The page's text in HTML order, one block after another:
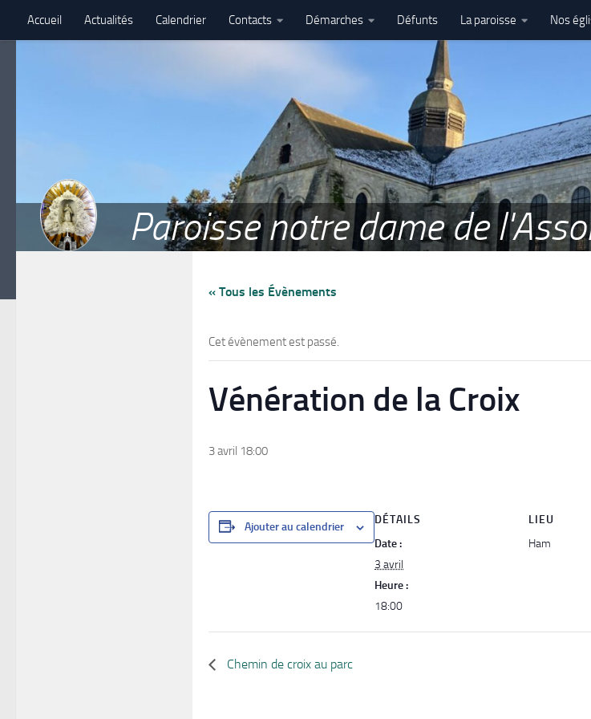
Skip to content
Accueil Actualités Calendrier Contacts Démarches Défunts La paroisse Nos
Assemblé paroissiale – 27 juin 2026 – Paroisse Notre-Dame de l’Assomption – Ham
Paroisse notre dame de
« Tous les Évènements
Cet évènement est passé.
Vénération de la Croix
3 avril 18:00
Ajouter au calendrier
DÉTAILS
Date :
3 avril
Heure :
18:00
LIEU
Ham
Chemin de croix au parc